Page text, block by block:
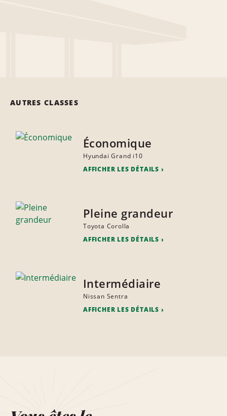
AUTRES CLASSES
Économique
Hyundai Grand i10
AFFICHER LES DÉTAILS
Pleine grandeur
Toyota Corolla
AFFICHER LES DÉTAILS
Intermédiaire
Nissan Sentra
AFFICHER LES DÉTAILS